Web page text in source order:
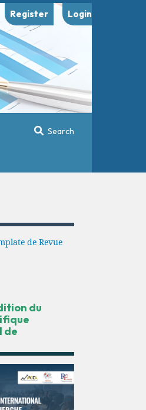
Search
Register Login
de Revue
du
de